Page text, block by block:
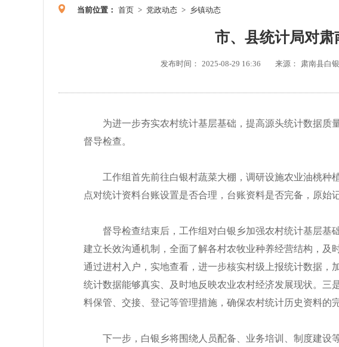
当前位置： 首页 > 党政动态 > 乡镇动态
市、县统计局对
发布时间： 2025-08-29 16:36 来源： 肃南县白
为进一步夯实农村统计基层基础，提高源头统计数据
督导检查。
工作组首先前往白银村蔬菜大棚，调研设施农业油桃
点对统计资料台账设置是否合理，台账资料是否完备，原始
督导检查结束后，工作组对白银乡加强农村统计基层基
建立长效沟通机制，全面了解各村农牧业种养经营结构，
通过进村入户，实地查看，进一步核实村级上报统计数据，
统计数据能够真实、及时地反映农业农村经济发展现状。
料保管、交接、登记等管理措施，确保农村统计历史资料的
下一步，白银乡将围绕人员配备、业务培训、制度建设